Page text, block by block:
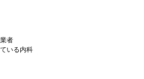
者
いる内科